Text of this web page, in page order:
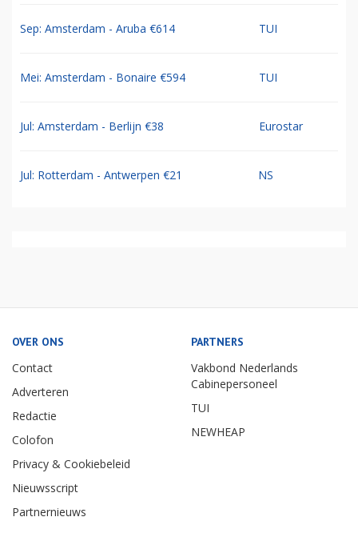
Sep: Amsterdam - Aruba €614 TUI
Mei: Amsterdam - Bonaire €594 TUI
Jul: Amsterdam - Berlijn €38 Eurostar
Jul: Rotterdam - Antwerpen €21 NS
OVER ONS
Contact
Adverteren
Redactie
Colofon
Privacy & Cookiebeleid
Nieuwsscript
Partnernieuws
PARTNERS
Vakbond Nederlands
Cabinepersoneel
TUI
NEWHEAP